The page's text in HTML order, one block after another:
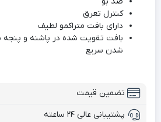
کنترل تعرق
دارای بافت متراکمو لطیف
بافت تقویت شده در پاشنه و پنجه
شدن سریع
تضمین قیمت
پشتیبانی عالی ۲۴ ساعته